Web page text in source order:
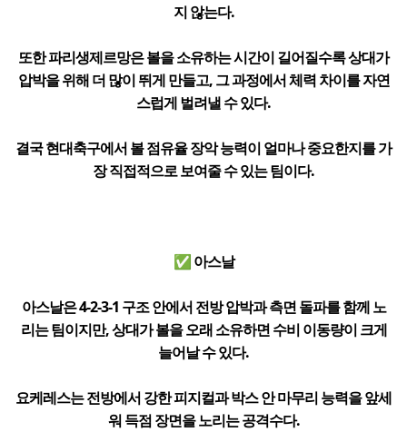
지 않는다.
또한 파리생제르망은 볼을 소유하는 시간이 길어질수록 상대가
압박을 위해 더 많이 뛰게 만들고, 그 과정에서 체력 차이를 자연
스럽게 벌려낼 수 있다.
결국 현대축구에서 볼 점유율 장악 능력이 얼마나 중요한지를 가
장 직접적으로 보여줄 수 있는 팀이다.
✅ 아스날
아스날은 4-2-3-1 구조 안에서 전방 압박과 측면 돌파를 함께 노
리는 팀이지만, 상대가 볼을 오래 소유하면 수비 이동량이 크게
늘어날 수 있다.
요케레스는 전방에서 강한 피지컬과 박스 안 마무리 능력을 앞세
워 득점 장면을 노리는 공격수다.